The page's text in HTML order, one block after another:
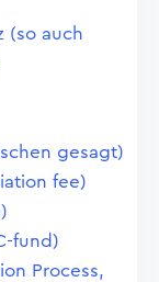
(so auch
gesagt)
fee)
fund)
Process,